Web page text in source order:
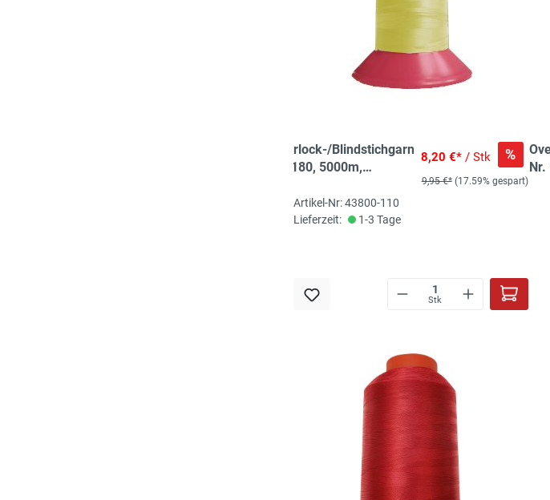
Overlock-/Blindstichgarn
Nr. 180, 5000m,
8,20 €*/ Stk %
9,95 €* (17.59% gespart)
Artikel-Nr: 43800-110
Lieferzeit:
1-3 Tage
Stk